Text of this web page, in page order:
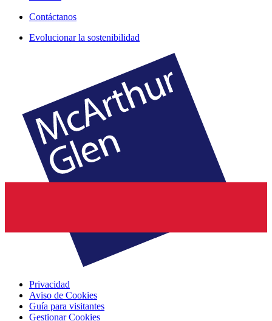
Contáctanos
Evolucionar la sostenibilidad
Privacidad
Aviso de Cookies
Guía para visitantes
Gestionar Cookies